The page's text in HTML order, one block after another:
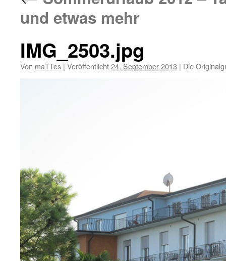
und etwas mehr
IMG_2503.jpg
Von maTTes | Veröffentlicht24. September 2013 | Die